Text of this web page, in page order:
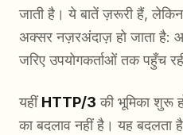
जाती है। ये बातें ज़रूरी हैं,
अक्सर नज़रअंदाज़ हो जाता है:
जरिए उपयोगकर्ताओं तक पहुँच
यहीं HTTP/3 की भूमिका शुरू
का बदलाव नहीं है। यह बदलता